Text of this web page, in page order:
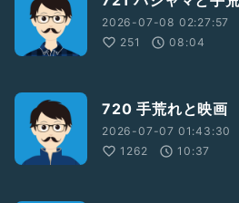
2026-07-08 02:27:57
251
08:04
720 手荒れと映画
2026-07-07 01:43:30
1262
10:37